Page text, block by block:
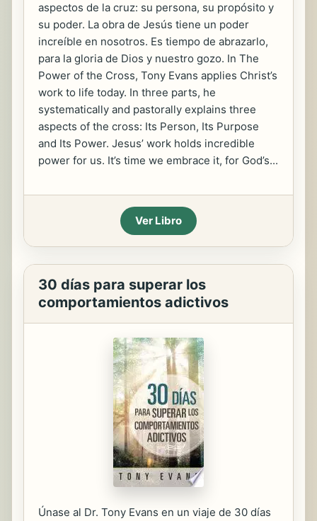
aspectos de la cruz: su persona, su propósito y
su poder. La obra de Jesús tiene un poder
increíble en nosotros. Es tiempo de abrazarlo,
para la gloria de Dios y nuestro gozo. In The
Power of the Cross, Tony Evans applies Christ’s
work to life today. In three parts, he
systematically and pastorally explains three
aspects of the cross: Its Person, Its Purpose
and Its Power. Jesus’ work holds incredible
power for us. It’s time we embrace it, for God’s...
Ver Libro
30 días para superar los
comportamientos adictivos
Únase al Dr. Tony Evans en un viaje de 30 días